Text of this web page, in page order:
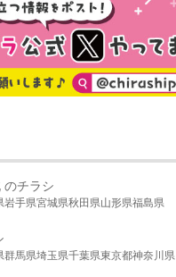
のチラシ
岩手県宮城県秋田県山形県福島県
群馬県埼玉県千葉県東京都神奈川県